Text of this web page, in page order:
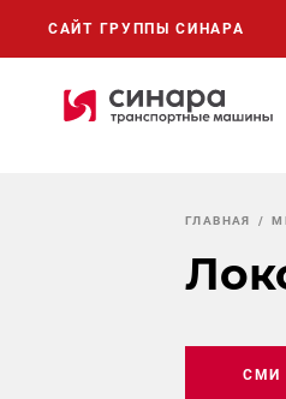
САЙТ ГРУППЫ СИНАРА
ГЛАВНАЯ
СМИ